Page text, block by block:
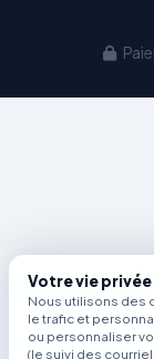
Votre vie
Nous utilisons des
le trafic et
ou personnaliser
(le suivi des